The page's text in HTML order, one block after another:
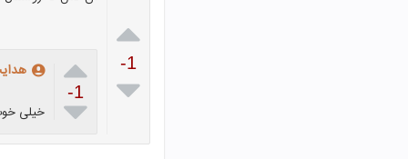

-1


-1
 خیلی